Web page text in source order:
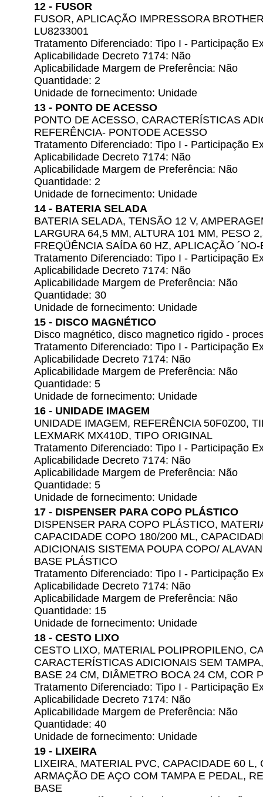
12 - FUSOR
FUSOR, APLICAÇÃO IMPRESSORA
LU8233001
Tratamento Diferenciado: Tipo I - Participação
Aplicabilidade Decreto 7174: Não
Aplicabilidade Margem de Preferência: Não
Quantidade: 2
Unidade de fornecimento: Unidade
13 - PONTO DE ACESSO
PONTO DE ACESSO, CARACTERÍSTICAS
REFERÊNCIA- PONTODE ACESSO
Tratamento Diferenciado: Tipo I - Participação
Aplicabilidade Decreto 7174: Não
Aplicabilidade Margem de Preferência: Não
Quantidade: 2
Unidade de fornecimento: Unidade
14 - BATERIA SELADA
BATERIA SELADA, TENSÃO 12 V,
LARGURA 64,5 MM, ALTURA 101 MM, PESO
FREQÜÊNCIA SAÍDA 60 HZ, APLICAÇÃO
Tratamento Diferenciado: Tipo I - Participação
Aplicabilidade Decreto 7174: Não
Aplicabilidade Margem de Preferência: Não
Quantidade: 30
Unidade de fornecimento: Unidade
15 - DISCO MAGNÉTICO
Disco magnético, disco magnetico rigido -
Tratamento Diferenciado: Tipo I - Participação
Aplicabilidade Decreto 7174: Não
Aplicabilidade Margem de Preferência: Não
Quantidade: 5
Unidade de fornecimento: Unidade
16 - UNIDADE IMAGEM
UNIDADE IMAGEM, REFERÊNCIA 50F0Z00,
LEXMARK MX410D, TIPO ORIGINAL
Tratamento Diferenciado: Tipo I - Participação
Aplicabilidade Decreto 7174: Não
Aplicabilidade Margem de Preferência: Não
Quantidade: 5
Unidade de fornecimento: Unidade
17 - DISPENSER PARA COPO PLÁSTICO
DISPENSER PARA COPO PLÁSTICO,
CAPACIDADE COPO 180/200 ML,
ADICIONAIS SISTEMA POUPA COPO/
BASE PLÁSTICO
Tratamento Diferenciado: Tipo I - Participação
Aplicabilidade Decreto 7174: Não
Aplicabilidade Margem de Preferência: Não
Quantidade: 15
Unidade de fornecimento: Unidade
18 - CESTO LIXO
CESTO LIXO, MATERIAL POLIPROPILENO,
CARACTERÍSTICAS ADICIONAIS SEM
BASE 24 CM, DIÂMETRO BOCA 24 CM, COR
Tratamento Diferenciado: Tipo I - Participação
Aplicabilidade Decreto 7174: Não
Aplicabilidade Margem de Preferência: Não
Quantidade: 40
Unidade de fornecimento: Unidade
19 - LIXEIRA
LIXEIRA, MATERIAL PVC, CAPACIDADE 60
ARMAÇÃO DE AÇO COM TAMPA E PEDAL,
BASE